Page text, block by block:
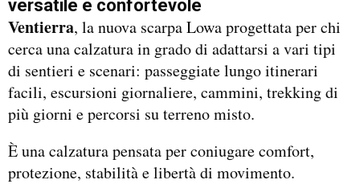
versatile e confortevole
Ventierra, la nuova scarpa Lowa progettata per chi
cerca una calzatura in grado di adattarsi a vari tipi
di sentieri e scenari: passeggiate lungo itinerari
facili, escursioni giornaliere, cammini, trekking di
più giorni e percorsi su terreno misto.
È una calzatura pensata per coniugare comfort,
protezione, stabilità e libertà di movimento.